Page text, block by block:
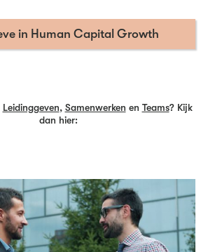
in Human Capital Growth
Leidinggeven, Samenwerken en Teams? Kijk
dan hier: